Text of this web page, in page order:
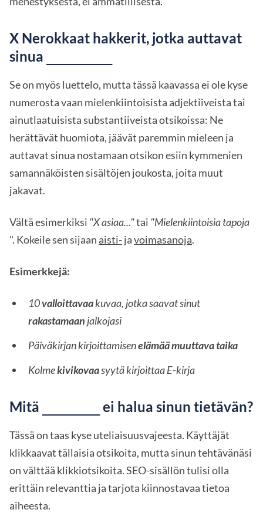
X Nerokkaat hakkerit, jotka auttavat
sinua
Se on myös luettelo, mutta tässä kaavassa ei ole kyse
numerosta vaan mielenkiintoisista adjektiiveista tai
ainutlaatuisista substantiiveista otsikoissa: Ne
herättävät huomiota, jäävät paremmin mieleen ja
auttavat sinua nostamaan otsikon esiin kymmenien
samannäköisten sisältöjen joukosta, joita muut
jakavat.
Vältä esimerkiksi "X asiaa..."tai "Mielenkiintoisia tapoja
". Kokeile sen sijaan aisti-javoimasanoja.
Esimerkkejä:
10valloittavaakuvaa, jotka saavat sinut
rakastamaanjalkojasi
Päiväkirjan kirjoittamisenelämää muuttava taika
Kolmekivikovaasyytä kirjoittaa E-kirja
Mitä ei halua sinun tietävän?
Tässä on taas kyse uteliaisuusvajeesta. Käyttäjät
klikkaavat tällaisia otsikoita, mutta sinun tehtävänäsi
on välttää klikkiotsikoita. SEO-sisällön tulisi olla
erittäin relevanttia ja tarjota kiinnostavaa tietoa
aiheesta.